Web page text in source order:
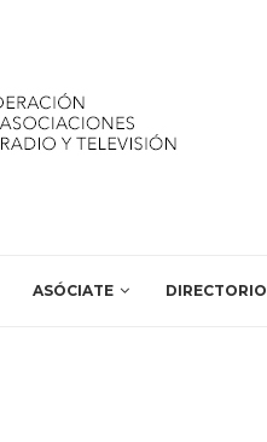
ASÓCIATE DIRECTORIO